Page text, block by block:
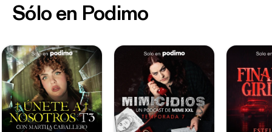
Sólo en Podimo